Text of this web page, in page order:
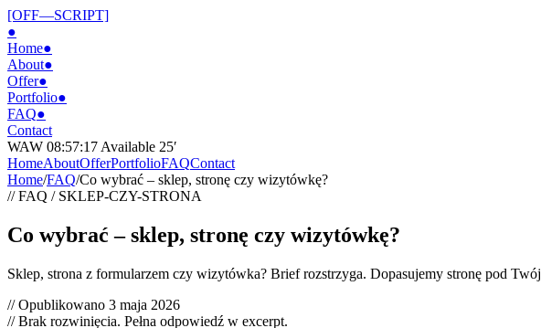
[OFF—SCRIPT]
●
Home●
About●
Offer●
Portfolio●
FAQ●
Contact
WAW 08:57:18 Available 25′
HomeAboutOfferPortfolioFAQContact
Home/FAQ/Co wybrać – sklep, stronę czy wizytówkę?
// FAQ / SKLEP-CZY-STRONA
Co wybrać – sklep, stronę czy wizytówkę?
Sklep, strona z formularzem czy wizytówka? Brief rozstrzyga. Dopasujemy stronę pod
// Opublikowano 3 maja 2026
// Brak rozwinięcia. Pełna odpowiedź w excerpt.